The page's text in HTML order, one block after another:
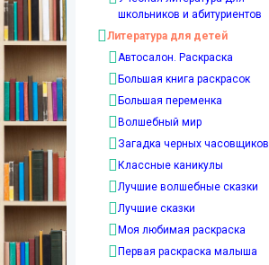
школьников и абитуриентов
Литература для детей
Автосалон. Раскраска
Большая книга раскрасок
Большая переменка
Волшебный мир
Загадка черных часовщиков
Классные каникулы
Лучшие волшебные сказки
Лучшие сказки
Моя любимая раскраска
Первая раскраска малыша